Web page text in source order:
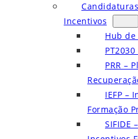
Incentivos
Hub
PRR –
IEFP –
Formação
SIFIDE